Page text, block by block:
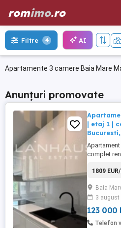
romimo.ro
Apartamente 3 camere Baia Mare
Filtre 4 AI
Anunțuri promovate
| etaj 1 |
complet
deosebit
central, pe
Mare. Cu o
70 mp,
1809
Baia
3 august
123 000
Telefon